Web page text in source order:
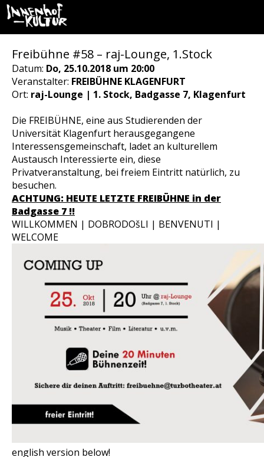
Freibühne #58 – raj-Lounge, 1.Stock
Datum: Do, 25.10.2018 um 20:00
Veranstalter: FREIBÜHNE KLAGENFURT
Ort: raj-Lounge | 1. Stock, Badgasse 7, Klagenfurt
Die FREIBÜHNE, eine aus Studierenden der
Universität Klagenfurt herausgegangene
Interessensgemeinschaft, ladet an kulturellem
Austausch Interessierte ein, diese
Privatveranstaltung, bei freiem Eintritt natürlich, zu
besuchen.
ACHTUNG: HEUTE LETZTE FREIBÜHNE in der
Badgasse 7 !!
WILLKOMMEN | DOBRODOšLI | BENVENUTI |
WELCOME
english version below!